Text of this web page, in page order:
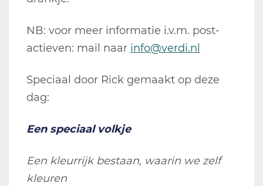
NB: voor meer informatie i.v.m. post-
actieven: mail naar info@verdi.nl
Speciaal door Rick gemaakt op deze
dag:
Een speciaal volkje
Een kleurrijk bestaan, waarin we zelf
kleuren